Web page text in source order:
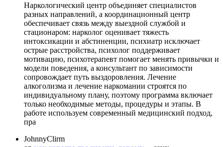
Наркологический центр объединяет специалистов
разных направлений, а координационный центр
обеспечивает связь между выездной службой и
стационаром: нарколог оценивает тяжесть
интоксикации и абстиненции, психиатр исключает
острые расстройства, психолог поддерживает
мотивацию, психотерапевт помогает менять привычки и
модели поведения, а консультант по зависимости
сопровождает путь выздоровления. Лечение
алкоголизма и лечение наркомании строятся по
индивидуальному плану, поэтому программа включает
только необходимые методы, процедуры и этапы. В
работе используем современный медицинский подход,
пра
JohnnyClirm